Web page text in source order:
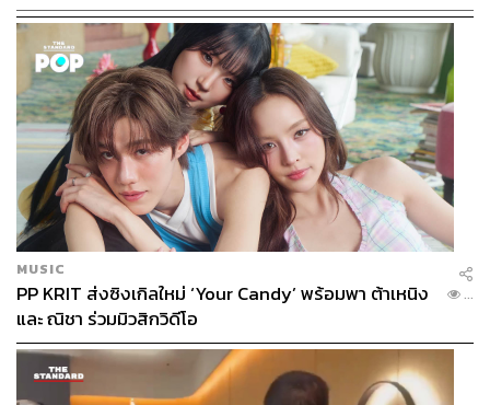
MUSIC
PP KRIT ส่งซิงเกิลใหม่ ‘Your Candy’ พร้อมพา ต้าเหนิง
และ ณิชา ร่วมมิวสิกวิดีโอ
...